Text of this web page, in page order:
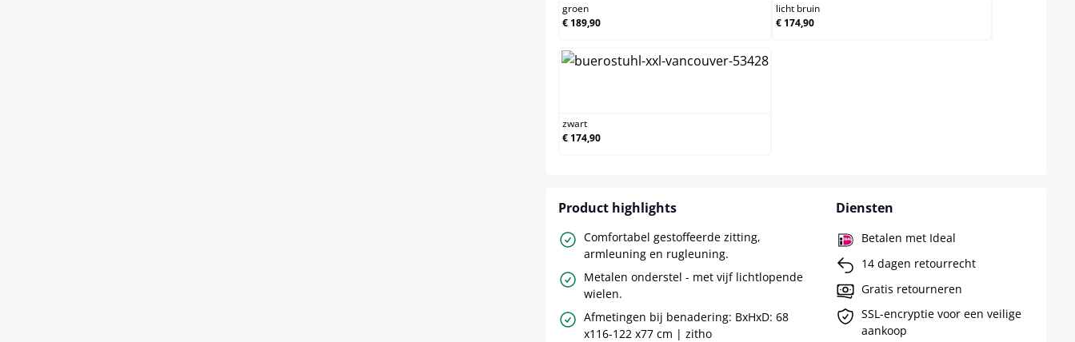
groen
€ 189,90
licht bruin
€ 174,90
zwart
€ 174,90
Product highlights
Comfortabel gestoffeerde zitting,
armleuning en rugleuning.
Metalen onderstel - met vijf lichtlopende
wielen.
Afmetingen bij benadering: BxHxD: 68
x116-122 x77 cm | zitho
Diensten
Betalen met Ideal
14 dagen retourrecht
Gratis retourneren
SSL-encryptie voor een veilige
aankoop